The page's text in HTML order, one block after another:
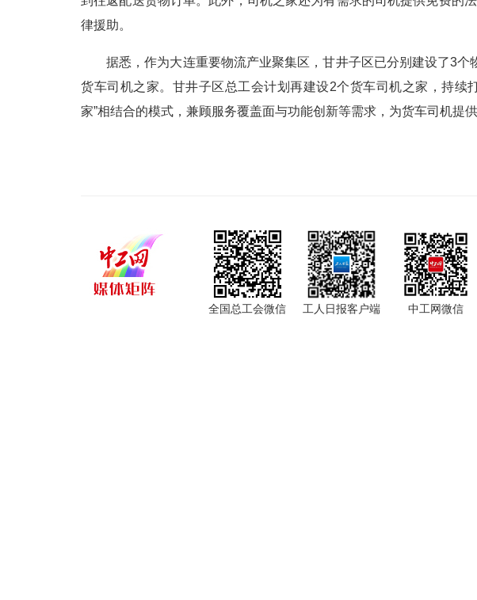
律援助。
据悉，作为大连重要物流产业聚集区，甘井子区已分别建设了3
货车司机之家。甘井子区总工会计划再建设2个货车司机之家，持续
家”相结合的模式，兼顾服务覆盖面与功能创新等需求，为货车司机提
全国总工会微信 工人日报客户端 中工网微信